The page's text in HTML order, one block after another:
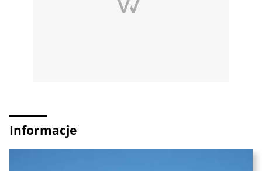
Informacje